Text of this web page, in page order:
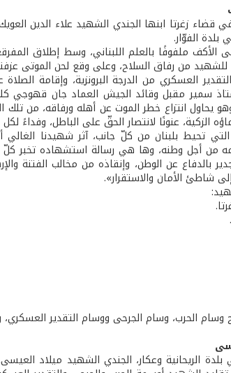
الفوّار في قضاء زغرتا ابنها الجندي الشهيد علاء
الفوّار.
ملفوفًا بالعلم اللبناني، وسط إطلاق
من رفاق السلاح، وعلى وقع لحن الموتى
العسكري من الدرجة البرونزية، وإقامة
سمير مقبل وقائد الجيش العماد جان قهوجي
يحاول انتزاع خطر الموت عن أهله ورفاقه، من تلك
الزكية، عنونًا لانتصار الحقّ على الباطل، وفداءً
تحيط بلبنان من كلّ جانب، آثر شهيدنا الغالي
من أجل وطنه، وها هي رسالة استشهاده تخبر
بالدفاع عن الوطن، وإنقاذه من مخالب الفتنة
شاطئ الأمان والاستقرار».
الحرب، وسام الجرحى ووسام التقدير العسكري،
وأهالي بلدة الريحانية وعكار، الجندي الشهيد